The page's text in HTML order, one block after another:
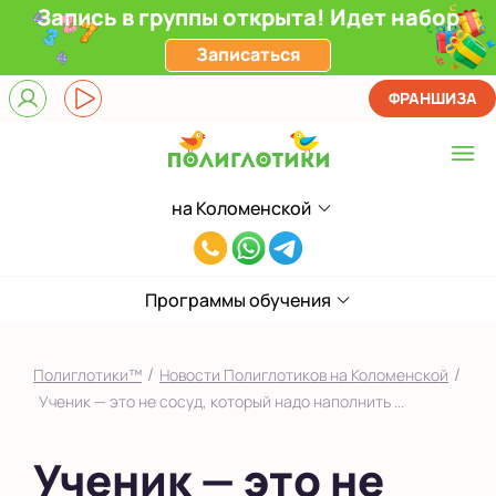
Запись в группы открыта! Идет набор
Записаться
на Коломенской
Выберите центр
Верхние Лихоборы
ЖК Прокшино
Фили
в Южном Бутово
8(929)520-
80
ФРАНШИЗА
Программы обучения
Полиглотики™ / Новости Полиглотиков на Коломенской /
Ученик — это не сосуд, который надо наполнить ...
Ученик — это не